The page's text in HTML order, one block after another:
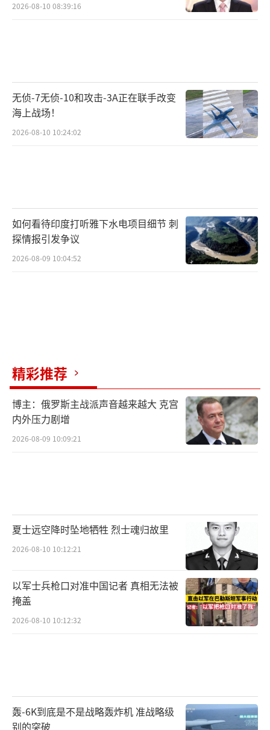
2026-08-10 08:39:16
无侦-7无侦-10和攻击-3A正在联手改变
海上战场！
2026-08-10 10:24:02
如何看待印度打听雅下水电项目细节 刺
探情报引发争议
2026-08-09 10:04:52
精彩推荐
博主：俄罗斯主战派声音越来越大 克宫
内外压力剧增
2026-08-09 10:09:21
夏士远空降时坠地牺牲 烈士魂归故里
2026-08-10 10:12:21
以军士兵枪口对准中国记者 真相无法被
掩盖
2026-08-10 10:12:32
轰-6K到底是不是战略轰炸机 准战略级
别的突破